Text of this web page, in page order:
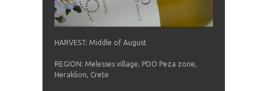
HARVEST: Middle of August
REGION: Μelesses village, PDO Peza zone,
Heraklion, Crete